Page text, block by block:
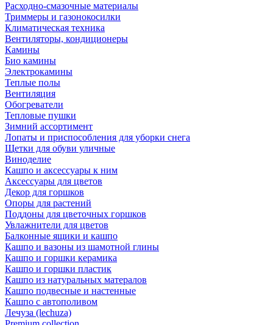
Расходно-смазочные материалы
Триммеры и газонокосилки
Климатическая техника
Вентиляторы, кондиционеры
Камины
Био камины
Электрокамины
Теплые полы
Вентиляция
Обогреватели
Тепловые пушки
Зимний ассортимент
Лопаты и приспособления для уборки снега
Щетки для обуви уличные
Виноделие
Кашпо и аксессуары к ним
Аксессуары для цветов
Декор для горшков
Опоры для растений
Поддоны для цветочных горшков
Увлажнители для цветов
Балконные ящики и кашпо
Кашпо и вазоны из шамотной глины
Кашпо и горшки керамика
Кашпо и горшки пластик
Кашпо из натуральных матералов
Кашпо подвесные и настенные
Кашпо с автополивом
Лечуза (lechuza)